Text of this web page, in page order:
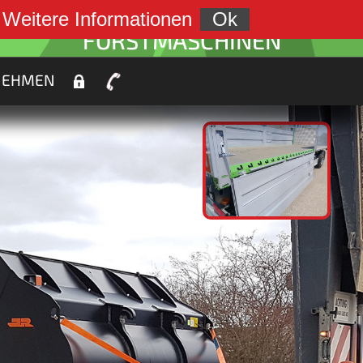
weiter zu:
FORSTMASCHINEN
Weitere Informationen Ok